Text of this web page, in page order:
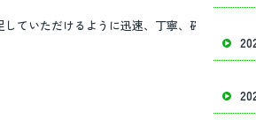
ていただけるように迅速、丁寧、確実を心